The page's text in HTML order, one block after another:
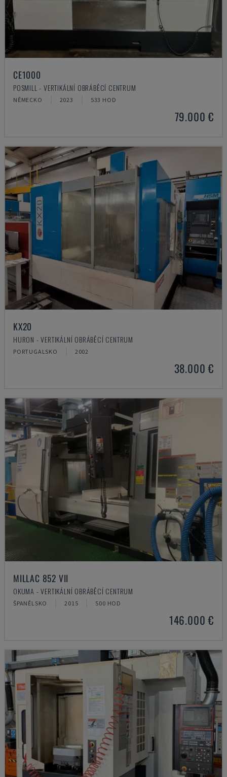
CE1000
POSMILL - VERTIKÁLNÍ OBRÁBĚCÍ CENTRUM
NĚMECKO 2023 533 HOD
79.000 €
KX20
HURON - VERTIKÁLNÍ OBRÁBĚCÍ CENTRUM
PORTUGALSKO 2002
38.000 €
MILLAC 852 VII
OKUMA - VERTIKÁLNÍ OBRÁBĚCÍ CENTRUM
ŠPANĚLSKO 2015 500 HOD
146.000 €